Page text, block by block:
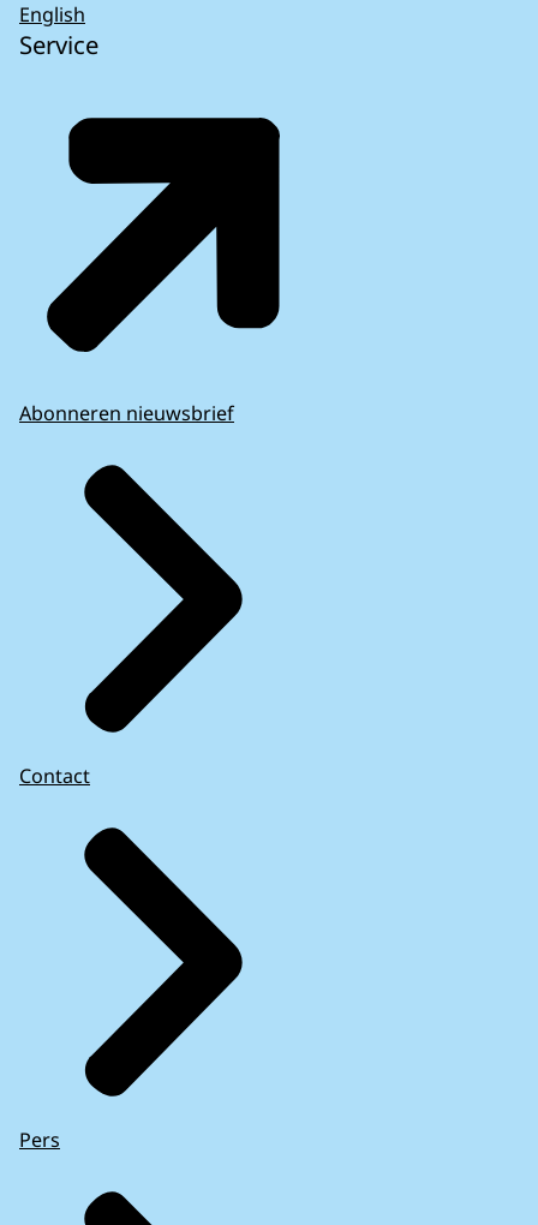
English
Service
Abonneren nieuwsbrief
Contact
Pers